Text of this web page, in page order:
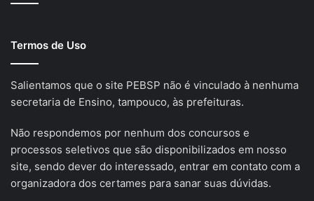
Termos de Uso
Salientamos que o site PEBSP não é vinculado à nenhuma
secretaria de Ensino, tampouco, às prefeituras.
Não respondemos por nenhum dos concursos e
processos seletivos que são disponibilizados em nosso
site, sendo dever do interessado, entrar em contato com a
organizadora dos certames para sanar suas dúvidas.